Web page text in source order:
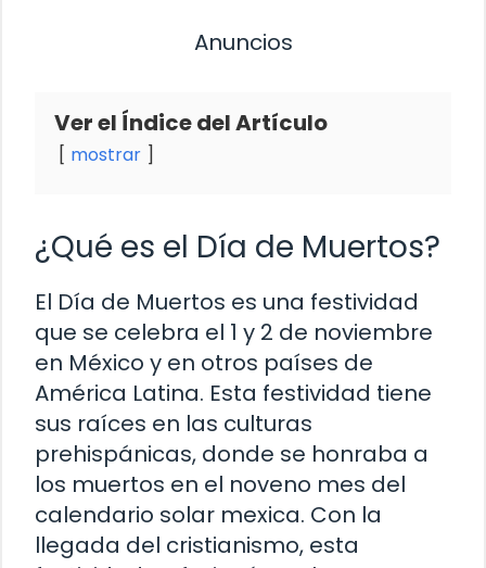
Anuncios
Ver el Índice del Artículo
mostrar
¿Qué es el Día de Muertos?
El Día de Muertos es una festividad
que se celebra el 1 y 2 de noviembre
en México y en otros países de
América Latina. Esta festividad tiene
sus raíces en las culturas
prehispánicas, donde se honraba a
los muertos en el noveno mes del
calendario solar mexica. Con la
llegada del cristianismo, esta